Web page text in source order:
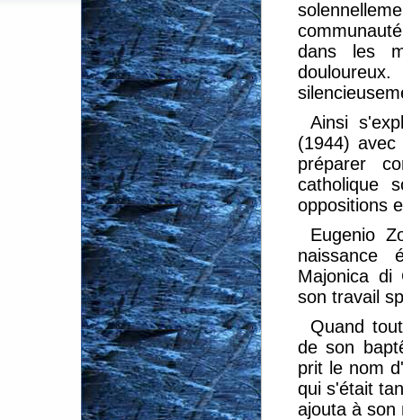
dans les
Ainsi
(1944)
préparer
catholique
oppositions
Eugenio
naissance
Majonica di
son travail
Quand
de son
prit le nom
qui s'était
ajouta à son